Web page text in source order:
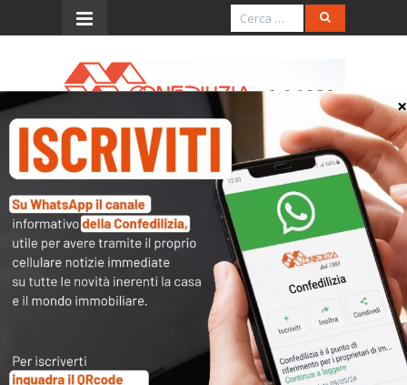
Menu
Ris. 13.1.2011, n. 7/E
(detrazione 36% per il box
con pagamento prima del
rogito)
L’accesso al contenuto
completo è riservato ai
soli utenti abilitati.